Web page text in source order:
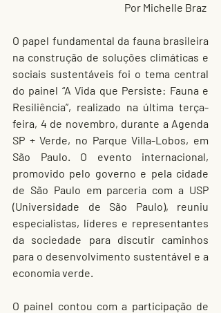
Por Michelle Braz
O papel fundamental da fauna brasileira
na construção de soluções climáticas e
sociais sustentáveis ​​foi o tema central
do painel “A Vida que Persiste: Fauna e
Resiliência”, realizado na última terça-
feira, 4 de novembro, durante a Agenda
SP + Verde, no Parque Villa-Lobos, em
São Paulo. O evento internacional,
promovido pelo governo e pela cidade
de São Paulo em parceria com a USP
(Universidade de São Paulo), reuniu
especialistas, líderes e representantes
da sociedade para discutir caminhos
para o desenvolvimento sustentável e a
economia verde.
O painel contou com a participação de